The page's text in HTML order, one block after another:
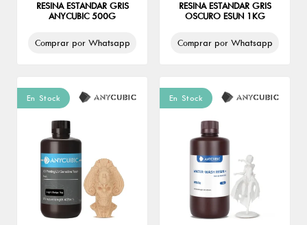
RESINA ESTANDAR GRIS
ANYCUBIC 500G
Comprar por Whatsapp
RESINA ESTANDAR GRIS
OSCURO ESUN 1KG
Comprar por Whatsapp
En Stock En Stock